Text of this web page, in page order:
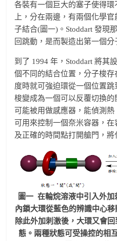
各裝有一個巨大的塞子使得
上，分在兩邊，有兩個化學
子結合(圖一)。Stoddart 發現
回跳動，是而製造出第一個分
到了 1994 年，Stoddart 將其
個不同的結合位置，分子梭
度時就可強迫環從一個位置
梭變成為一個可以反覆切換
可能被用做感應器，能偵測
可用來控制一個奈米容器，
及正確的時間點打開艙門，將
圖一 在輪烷溶液中引入外
內鎖大環從藍色的辨識中心
除此外加刺激後，大環又會
態。兩種狀態可受操控的相